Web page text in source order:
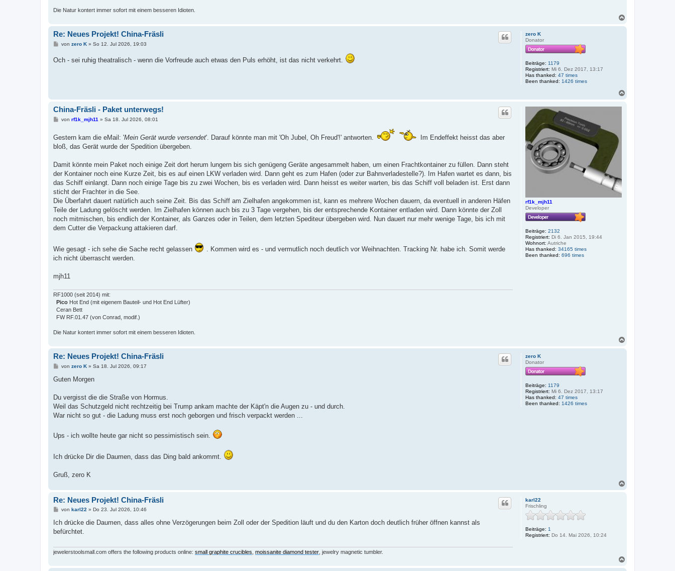
Die Natur kontert immer sofort mit einem besseren Idioten.
zero K
Donator
Beiträge: 1179
Registriert: Mi 6. Dez 2017, 13:17
Has thanked: 47 times
Been thanked: 1426 times
Re: Neues Projekt! China-Fräsli
B
t
von zero K» So 12. Jul 2026, 19:03
Och - sei ruhig theatralisch - wenn die Vorfreude auch etwas den Puls erhöht, ist das nicht verkehrt.
rf1k_mjh11
Developer
Beiträge: 2132
Registriert: Di 6. Jan 2015, 19:44
Wohnort: Autriche
Has thanked: 34165 times
Been thanked: 696 times
China-Fräsli - Paket unterwegs!
B
t
a
von rf1k_mjh11 » Sa 18. Jul 2026, 08:01
Gestern kam die eMail: 'Mein Gerät wurde versendet'. Darauf könnte man mit 'Oh Jubel, Oh Freud'!' antworten.
Im Endeffekt heisst das aber
bloß, das Gerät wurde der Spedition übergeben.
Damit könnte mein Paket noch einige Zeit dort herum lungern bis sich genügeng Geräte angesammelt haben, um einen Frachtkontainer zu füllen. Dann steht
der Kontainer noch eine Kurze Zeit, bis es auf einen LKW verladen wird. Dann geht es zum Hafen (oder zur Bahnverladestelle?). Im Hafen wartet es dann, bis
das Schiff einlangt. Dann noch einige Tage bis zu zwei Wochen, bis es verladen wird. Dann heisst es weiter warten, bis das Schiff voll beladen ist. Erst dann
sticht der Frachter in die See.
Die Überfahrt dauert natürlich auch seine Zeit. Bis das Schiff am Zielhafen angekommen ist, kann es mehrere Wochen dauern, da eventuell in anderen Häfen
Teile der Ladung gelöscht werden. Im Zielhafen können auch bis zu 3 Tage vergehen, bis der entsprechende Kontainer entladen wird. Dann könnte der Zoll
noch mitmischen, bis endlich der Kontainer, als Ganzes oder in Teilen, dem letzten Spediteur übergeben wird. Nun dauert nur mehr wenige Tage, bis ich mit
dem Cutter die Verpackung attakieren darf.
Wie gesagt - ich sehe die Sache recht gelassen
. Kommen wird es - und vermutlich noch deutlich vor Weihnachten. Tracking Nr. habe ich. Somit werde
ich nicht überrascht werden.
mjh11
RF1000 (seit 2014) mit:
Pico Hot End (mit eigenem Bauteil- und Hot End Lüfter)
Ceran Bett
FW RF.01.47 (von Conrad, modif.)
Die Natur kontert immer sofort mit einem besseren Idioten.
zero K
Donator
Beiträge: 1179
Registriert: Mi 6. Dez 2017, 13:17
Has thanked: 47 times
Been thanked: 1426 times
Re: Neues Projekt! China-Fräsli
B
i
a
von zero K» Sa 18. Jul 2026, 09:17
Guten Morgen
Du vergisst die die Straße von Hormus.
Weil das Schutzgeld nicht rechtzeitig bei Trump ankam machte der Käpt'n die Augen zu - und durch.
War nicht so gut - die Ladung muss erst noch geborgen und frisch verpackt werden ...
Ups - ich wollte heute gar nicht so pessimistisch sein.
Ich drücke Dir die Daumen, dass das Ding bald ankommt.
Gruß, zero K
karl22
Frischling
Beiträge: 1
Registriert: Do 14. Mai 2026, 10:24
Re: Neues Projekt! China-Fräsli
B
i
r
von karl22» Do 23. Jul 2026, 10:46
Ich drücke die Daumen, dass alles ohne Verzögerungen beim Zoll oder der Spedition läuft und du den Karton doch deutlich früher öffnen kannst als
befürchtet.
jewelerstoolsmall.com offers the following products online: small graphite crucibles moissanite diamond tester , jewelry magnetic tumbler.